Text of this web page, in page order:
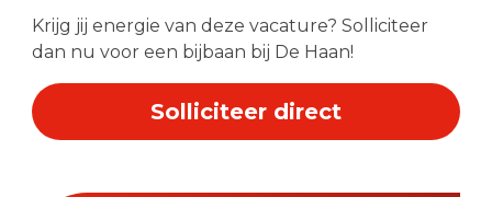
Krijg jij energie van deze vacature? Solliciteer
dan nu voor een bijbaan bij De Haan!
Solliciteer direct